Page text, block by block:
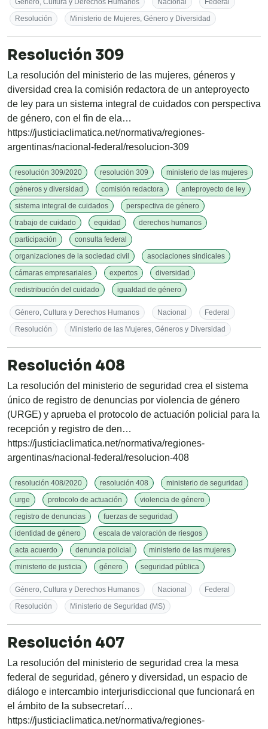
Género, Cultura y Derechos Humanos Nacional
Federal
Resolución
Ministerio de Mujeres, Género y Diversidad
Resolución 309
La resolución del ministerio de las mujeres, géneros y
diversidad crea la comisión redactora de un anteproyecto
de ley para un sistema integral de cuidados con perspectiva
de género, con el fin de ela…
https://justiciaclimatica.net/normativa/regiones-
argentinas/nacional-federal/resolucion-309
resolución 309/2020 resolución 309
ministerio de las mujeres
géneros y diversidad
comisión redactora
anteproyecto de ley
sistema integral de cuidados
perspectiva de género
trabajo de cuidado
equidad
derechos humanos
participación
consulta federal
organizaciones de la sociedad civil
asociaciones sindicales
cámaras empresariales
expertos
diversidad
redistribución del cuidado
igualdad de género
Género, Cultura y Derechos Humanos Nacional
Federal
Resolución
Ministerio de las Mujeres, Géneros y Diversidad
Resolución 408
La resolución del ministerio de seguridad crea el sistema
único de registro de denuncias por violencia de género
(URGE) y aprueba el protocolo de actuación policial para la
recepción y registro de den…
https://justiciaclimatica.net/normativa/regiones-
argentinas/nacional-federal/resolucion-408
resolución 408/2020 resolución 408
ministerio de seguridad
urge
protocolo de actuación
violencia de género
registro de denuncias
fuerzas de seguridad
identidad de género
escala de valoración de riesgos
acta acuerdo
denuncia policial
ministerio de las mujeres
ministerio de justicia
género seguridad pública
Género, Cultura y Derechos Humanos Nacional
Federal
Resolución
Ministerio de Seguridad (MS)
Resolución 407
La resolución del ministerio de seguridad crea la mesa
federal de seguridad, género y diversidad, un espacio de
diálogo e intercambio interjurisdiccional que funcionará en
el ámbito de la subsecretarí…
https://justiciaclimatica.net/normativa/regiones-